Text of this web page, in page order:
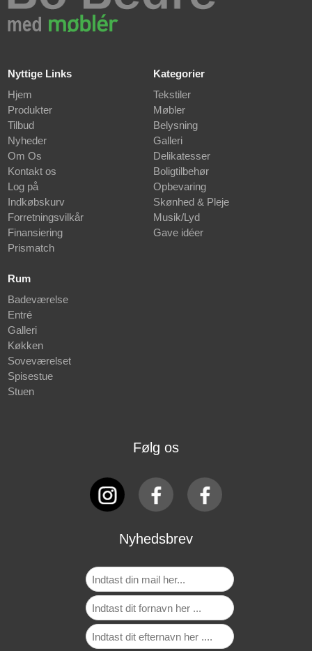
Nyttige Links
Hjem
Produkter
Tilbud
Nyheder
Om Os
Kontakt os
Log på
Indkøbskurv
Forretningsvilkår
Finansiering
Prismatch
Kategorier
Tekstiler
Møbler
Belysning
Galleri
Delikatesser
Boligtilbehør
Opbevaring
Skønhed & Pleje
Musik/Lyd
Gave idéer
Rum
Badeværelse
Entré
Galleri
Køkken
Soveværelset
Spisestue
Stuen
Følg os
Nyhedsbrev